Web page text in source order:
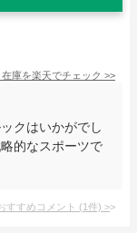
庫を楽天でチェック >>
クはいかがでし
的なスポーツで
すすめコメント (1件) >